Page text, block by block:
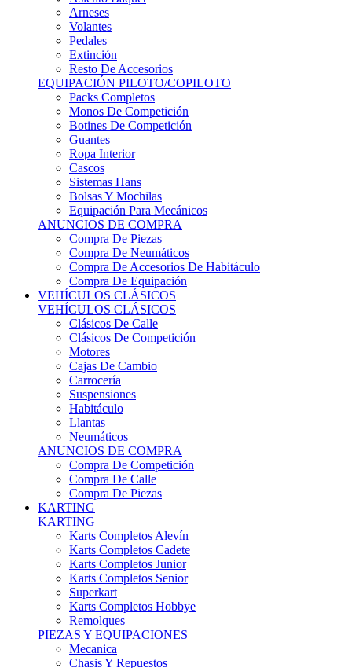
Volantes
Pedales
Extinción
Resto De Accesorios
EQUIPACIÓN PILOTO/COPILOTO
Packs Completos
Monos De Competición
Botines De Competición
Guantes
Ropa Interior
Cascos
Sistemas Hans
Bolsas Y Mochilas
Equipación Para Mecánicos
ANUNCIOS DE COMPRA
Compra De Piezas
Compra De Neumáticos
Compra De Accesorios De Habitáculo
Compra De Equipación
VEHÍCULOS CLÁSICOS
VEHÍCULOS CLÁSICOS
Clásicos De Calle
Clásicos De Competición
Motores
Cajas De Cambio
Carrocería
Suspensiones
Habitáculo
Llantas
Neumáticos
ANUNCIOS DE COMPRA
Compra De Competición
Compra De Calle
Compra De Piezas
KARTING
KARTING
Karts Completos Alevín
Karts Completos Cadete
Karts Completos Junior
Karts Completos Senior
Superkart
Karts Completos Hobbye
Remolques
PIEZAS Y EQUIPACIONES
Mecanica
Chasis Y Repuestos
Frenos